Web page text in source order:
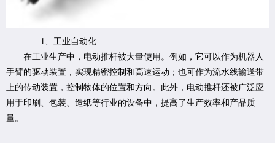
1、工业自动化
在工业生产中，电动推杆被大量使用。例如，它可以作为机器人
手臂的驱动装置，实现精密控制和高速运动；也可作为流水线输送带
上的传动装置，控制物体的位置和方向。此外，电动推杆还被广泛应
用于印刷、包装、造纸等行业的设备中，提高了生产效率和产品质
量。